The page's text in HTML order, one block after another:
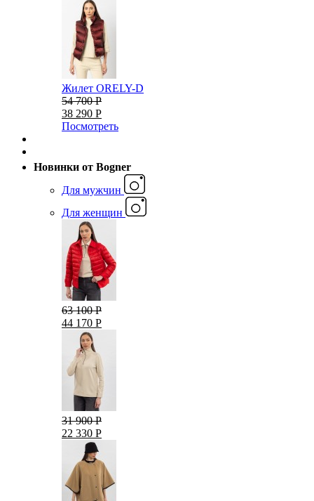
Жилет ORELY-D
54 700 Р
38 290 Р
Посмотреть
Новинки от Bogner
Для мужчин
Для женщин
63 100 Р
44 170 Р
31 900 Р
22 330 Р